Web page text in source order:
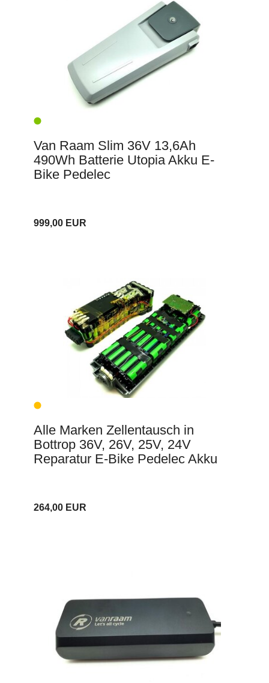
Van Raam Slim 36V 13,6Ah
490Wh Batterie Utopia Akku E-
Bike Pedelec
999,00 EUR
Alle Marken Zellentausch in
Bottrop 36V, 26V, 25V, 24V
Reparatur E-Bike Pedelec Akku
264,00 EUR